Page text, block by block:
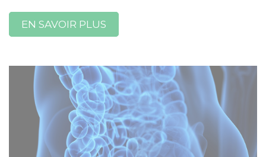
EN SAVOIR PLUS